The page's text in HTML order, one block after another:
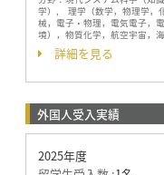
学）, 理学（数学，物理学，
械，電子・物理，電気電子，
境），物質化学，航空宇宙，
詳細を見る
外国人受入実績
2025年度